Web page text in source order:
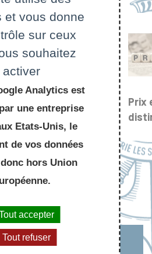
Agenda
Prix
et vous donne
sur ceux
souhaitez
activer
Analytics est
une entreprise
Etats-Unis, le
de vos données
hors Union
accepter
Tout refuser